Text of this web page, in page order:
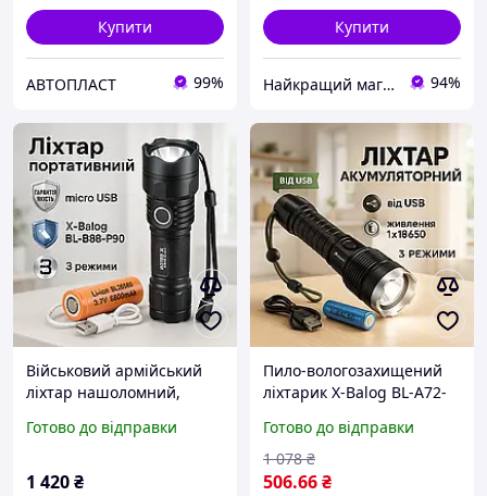
Купити
АВТОПЛАСТ 99%
Купити
Найкращий магазин 94%
Військовий армійський
ліхтар нашоломний,
пилу, Тактичні ліхтарі
Готово до відправки
1 420₴
Пило-вологозахищений
ліхтарик X-Balog BL-A72-
Багатофункціональний
тактичний ліхтар AK-10
Готово до відправки
506.66₴
1 078 ₴